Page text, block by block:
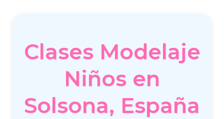
Clases Modelaje
Niños en
Solsona, España